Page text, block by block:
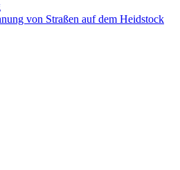
von Straßen auf dem Heidstock